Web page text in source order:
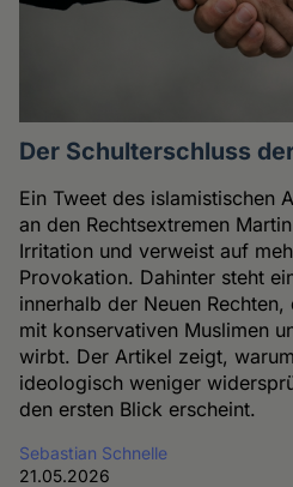
Der Schulterschluss
Ein Tweet des islamistischen
an den Rechtsextremen
Irritation und verweist auf
Provokation. Dahinter steht
innerhalb der Neuen
mit konservativen Muslimen
wirbt. Der Artikel zeigt,
ideologisch weniger
den ersten Blick erscheint.
Sebastian Schnelle
21.05.2026